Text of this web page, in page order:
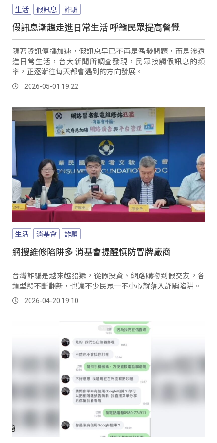
生活 假訊息 詐騙
假訊息漸趨走進日常生活 呼籲民眾提高警覺
隨著資訊傳播加速，假訊息早已不再是偶發問題，而是滲透
進日常生活，台大新聞所調查發現，民眾接觸假訊息的頻
率，正逐漸往每天都會遇到的方向發展。
2026-05-01 19:22
生活 消基會 詐騙
網搜維修陷阱多 消基會提醒慎防冒牌廠商
台灣詐騙是越來越猖獗，從假投資、網路購物到假交友，各
類型態不斷翻新，也讓不少民眾一不小心就落入詐騙陷阱。
2026-04-20 19:10